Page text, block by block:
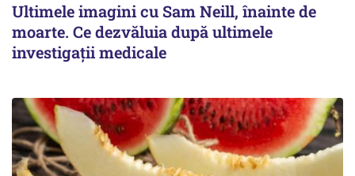
Ultimele imagini cu Sam Neill, înainte de
moarte. Ce dezvăluia după ultimele
investigații medicale